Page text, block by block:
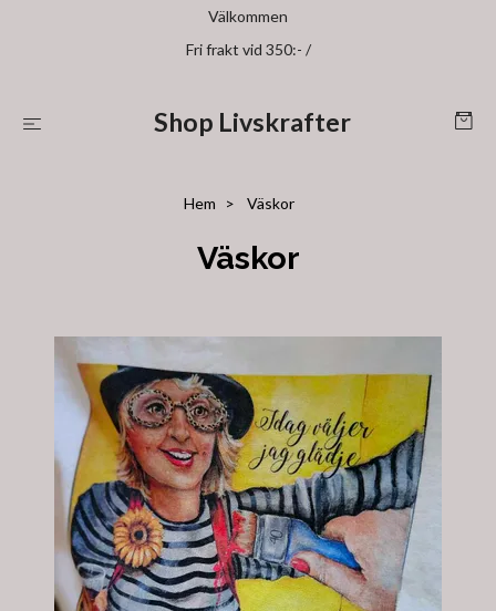
Välkommen
Fri frakt vid 350:- /
Shop Livskrafter
Hem Väskor
Väskor